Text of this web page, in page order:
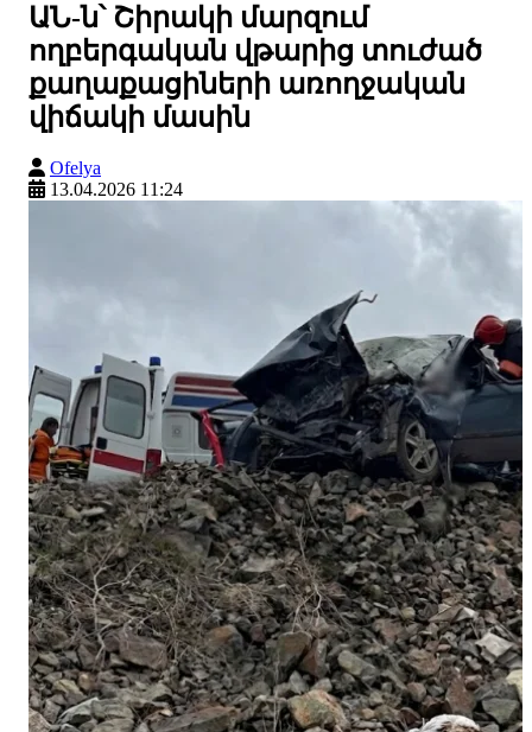
ԱՆ-ն՝ Շիրակի մարզում
ողբերգական վթարից տուժած
քաղաքացիների առողջական
վիճակի մասին
Ofelya
13.04.2026 11:24